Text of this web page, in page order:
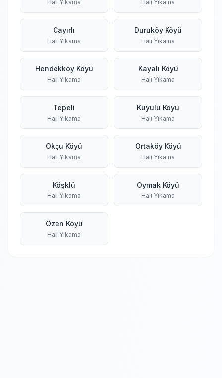
Halı Yıkama Halı Yıkama
Çayırlı
Halı Yıkama
Duruköy Köyü
Halı Yıkama
Hendekköy Köyü
Halı Yıkama
Kayalı Köyü
Halı Yıkama
Tepeli
Halı Yıkama
Kuyulu Köyü
Halı Yıkama
Okçu Köyü
Halı Yıkama
Ortaköy Köyü
Halı Yıkama
Köşklü
Halı Yıkama
Oymak Köyü
Halı Yıkama
Özen Köyü
Halı Yıkama